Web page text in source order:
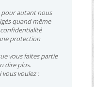
pour autant nous
quand même
protection
vous faites partie
dire plus.
vous voulez :